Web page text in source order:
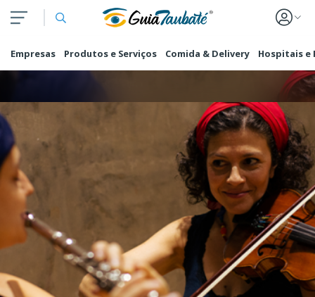
Empresas Produtos e Serviços Comida & Delivery Hospitais e